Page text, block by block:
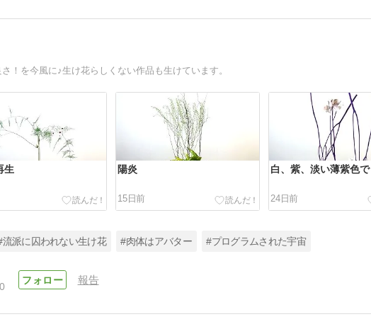
！を今風に♪生け花らしくない作品も生けています。
生 陽炎
15日前
白、紫、淡い薄紫色で
24日前
流派に囚われない生け花 #肉体はアバター #プログラムされた宇宙
報告